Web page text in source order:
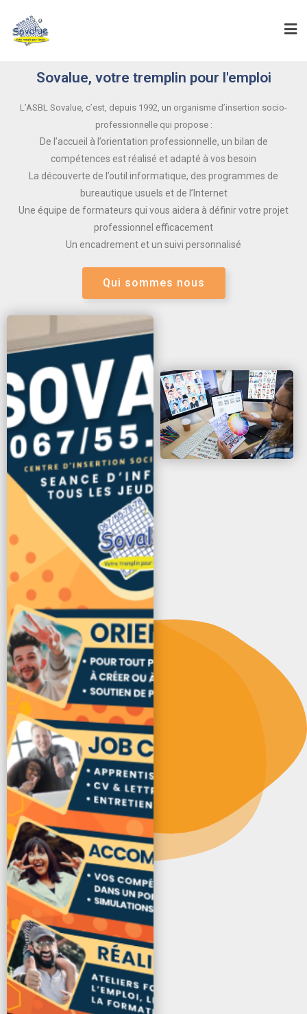
Sovalue, votre tremplin pour l'emploi
L’ASBL Sovalue, c’est, depuis 1992, un organisme d’insertion socio-
professionnelle qui propose :
De l’accueil à l’orientation professionnelle, un bilan de
compétences est réalisé et adapté à vos besoin
La découverte de l’outil informatique, des programmes de
bureautique usuels et de l’Internet
Une équipe de formateurs qui vous aidera à définir votre projet
professionnel efficacement
Un encadrement et un suivi personnalisé
Qui sommes nous